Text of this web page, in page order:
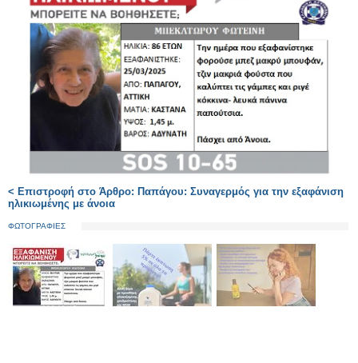
< Επιστροφή στο Άρθρο: Παπάγου: Συναγερμός για την εξαφάνιση
ηλικιωμένης με άνοια
ΦΩΤΟΓΡΑΦΙΕΣ